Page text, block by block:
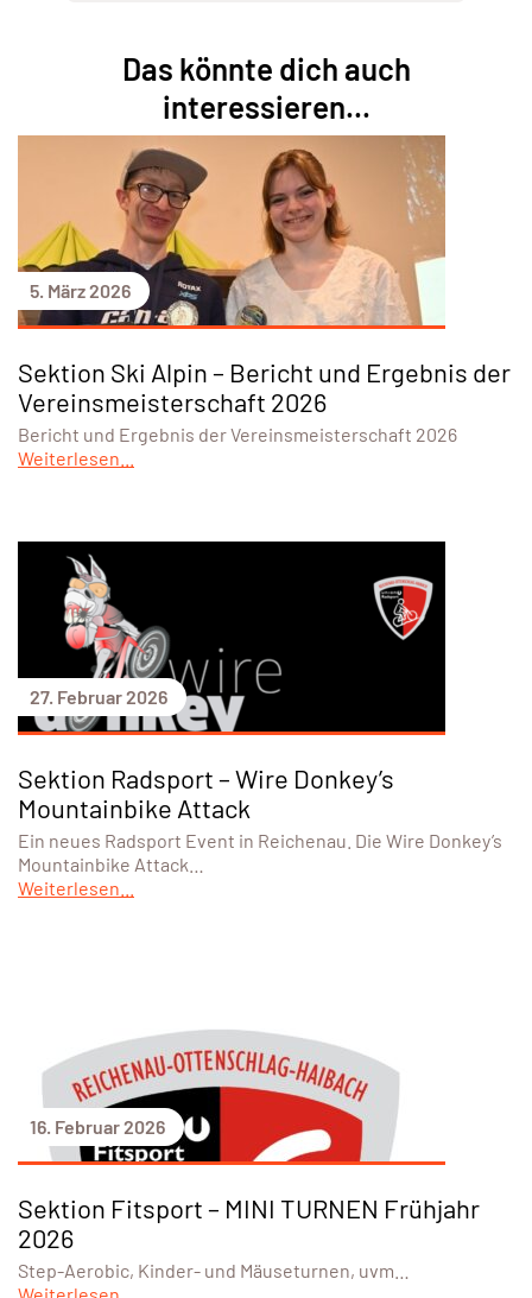
Das könnte dich auch
interessieren...
5. März 2026
Sektion Ski Alpin – Bericht und Ergebnis der
Vereinsmeisterschaft 2026
Bericht und Ergebnis der Vereinsmeisterschaft 2026
Weiterlesen...
27. Februar 2026
Sektion Radsport – Wire Donkey’s
Mountainbike Attack
Ein neues Radsport Event in Reichenau. Die Wire Donkey’s
Mountainbike Attack…
Weiterlesen...
16. Februar 2026
Sektion Fitsport – MINI TURNEN Frühjahr
2026
Step-Aerobic, Kinder- und Mäuseturnen, uvm…